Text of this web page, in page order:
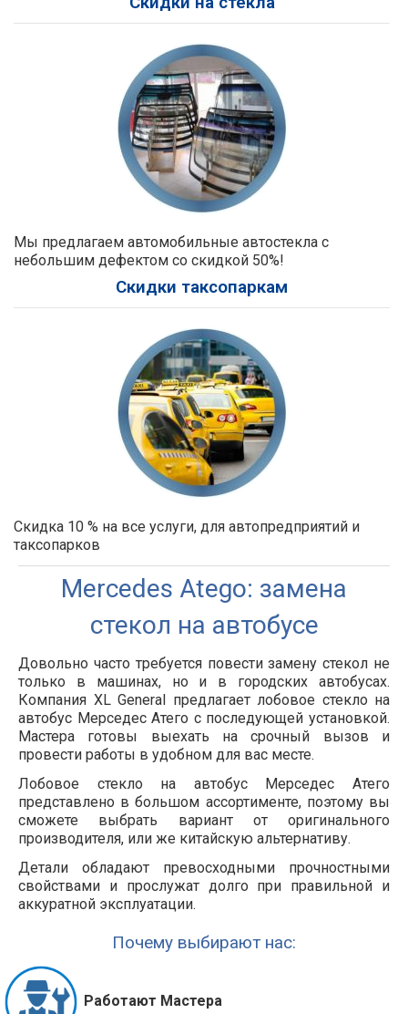
Мы предлагаем автомобильные автостекла с
небольшим дефектом со скидкой 50%!
Скидки таксопаркам
Скидка 10 % на все услуги, для автопредприятий и
таксопарков
Mercedes Atego: замена
стекол на автобусе
Довольно часто требуется повести замену стекол не
только в машинах, но и в городских автобусах.
Компания XL General предлагает лобовое стекло на
автобус Мерседес Атего с последующей установкой.
Мастера готовы выехать на срочный вызов и
провести работы в удобном для вас месте.
Лобовое стекло на автобус Мерседес Атего
представлено в большом ассортименте, поэтому вы
сможете выбрать вариант от оригинального
производителя, или же китайскую альтернативу.
Детали обладают превосходными прочностными
свойствами и прослужат долго при правильной и
аккуратной эксплуатации.
Почему выбирают нас:
Работают Мастера